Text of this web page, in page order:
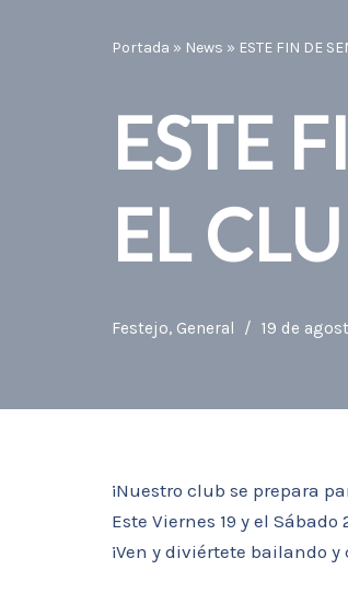
Portada » News » ESTE FIN DE
ESTE
EL
Festejo, General 19 de
¡Nuestro club se prepara
Este Viernes 19 y el
¡Ven y diviértete bailando